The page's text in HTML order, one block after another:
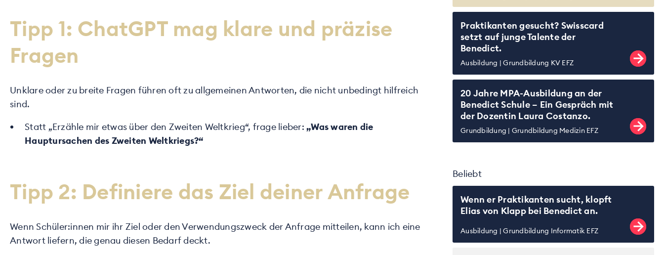
Tipp 1: ChatGPT mag klare und präzise
Fragen
Unklare oder zu breite Fragen führen oft zu allgemeinen Antworten, die nicht unbedingt hilfreich
sind.
Statt „Erzähle mir etwas über den Zweiten Weltkrieg“, frage lieber: „Was waren die
Hauptursachen des Zweiten Weltkriegs?“
Tipp 2: Definiere das Ziel deiner Anfrage
Wenn Schüler:innen mir ihr Ziel oder den Verwendungszweck der Anfrage mitteilen, kann ich eine
Antwort liefern, die genau diesen Bedarf deckt.
Praktikanten gesucht? Swisscard
setzt auf junge Talente der
Benedict.
Ausbildung Grundbildung KV EFZ
20 Jahre MPA-Ausbildung an der
Benedict Schule – Ein Gespräch mit
der Dozentin Laura Costanzo.
Grundbildung Grundbildung Medizin EFZ
Beliebt
Wenn er Praktikanten sucht, klopft
Elias von Klapp bei Benedict an.
Ausbildung Grundbildung Informatik EFZ